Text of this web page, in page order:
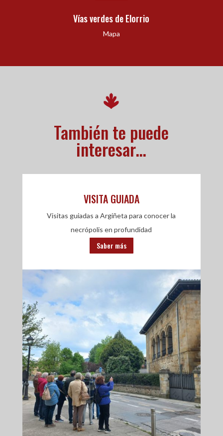
Vías verdes de Elorrio
Mapa
También te puede
interesar…
VISITA GUIADA
Visitas guiadas a Argiñeta para conocer la
necrópolis en profundidad
Saber más